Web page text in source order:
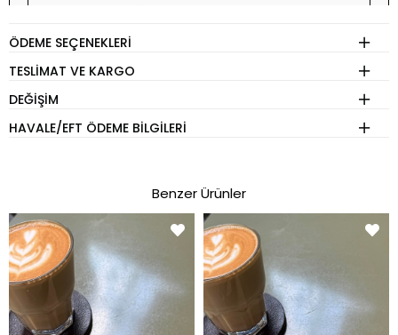
UV korumalı saydam camlar
Zarif ve minimalist estetik
Her kıyafetle mükemmel uyum sağlar
BEDEN REHBERİ
Model Boy:
185 cm
Model Kilo:
Model Beden:
Standart
Tshirt - Sweatshirt - Ceket - Gömlek - Mont
ÖDEME SEÇENEKLERI
TESLIMAT VE KARGO
DEĞIŞIM
HAVALE/EFT ÖDEME BILGILERI
Benzer Ürünler